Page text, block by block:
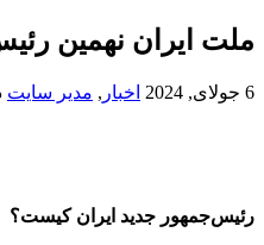
ملت ایران نهمین
6 جولای, 2024 اخبار , مدیر سایت
رئیس‌جمهور جدید ایران کیست؟